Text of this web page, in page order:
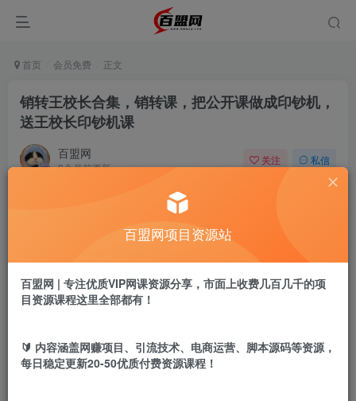
首页 会员免费 正文
销转王校长合集，销转课，把公开课做成印钞机，
送王校长印钞机课
百盟网
9个月前更新
关注 私信
盟币9.9
立即购买
百盟网项目资源站
百盟网 | 专注优质VIP网课资源分享，市面上收费几百几千的项
目资源课程这里全部都有！
🔰 内容涵盖网赚项目、引流技术、电商运营、脚本源码等资源，
每日稳定更新20-50优质付费资源课程！